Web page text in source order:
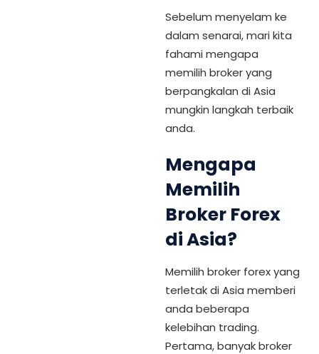
Sebelum menyelam ke
dalam senarai, mari kita
fahami mengapa
memilih broker yang
berpangkalan di Asia
mungkin langkah terbaik
anda.
Mengapa
Memilih
Broker Forex
di Asia?
Memilih broker forex yang
terletak di Asia memberi
anda beberapa
kelebihan trading.
Pertama, banyak broker